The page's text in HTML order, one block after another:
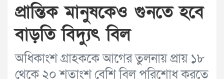
প্রান্তিক মানুষকেও গুনতে হবে
বাড়তি বিদ্যুৎ বিল
অধিকাংশ গ্রাহককে আগের তুলনায় প্রায় ১৮
থেকে ২০ শতাংশ বেশি বিল পরিশোধ করতে